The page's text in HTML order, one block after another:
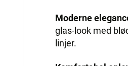
Moderne
glas-look med
linjer.